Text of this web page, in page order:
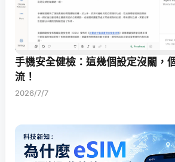
手機安全健檢：這幾個設定沒關，
流！
2026/7/7